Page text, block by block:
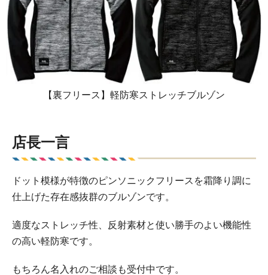
【裏フリース】軽防寒ストレッチブルゾン
店長一言
ドット模様が特徴のピンソニックフリースを霜降り調に
仕上げた存在感抜群のブルゾンです。
適度なストレッチ性、反射素材と使い勝手のよい機能性
の高い軽防寒です。
もちろん名入れのご相談も受付中です。